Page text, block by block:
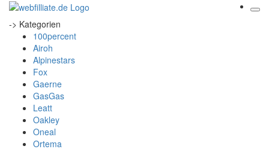
-> Kategorien
100percent
Airoh
Alpinestars
Fox
Gaerne
GasGas
Leatt
Oakley
Oneal
Ortema